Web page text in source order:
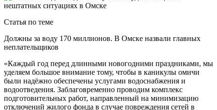
Статья по теме
Должны за воду 170 миллионов. В Омске назвали главных
неплательщиков
«Каждый год перед длинными новогодними праздниками, мы
уделяем большое внимание тому, чтобы в каникулы омичи
были надёжно обеспечены услугами водоснабжения и
водоотведения. Заблаговременно проводим комплекс
подготовительных работ, направленный на минимизацию
отключений жилого фонда в случае повреждения сетей в